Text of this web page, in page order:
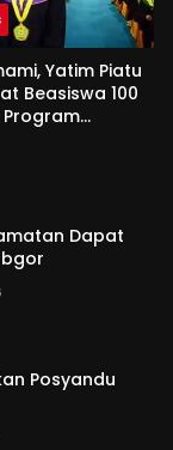
Yatim Piatu
Beasiswa 100
Program
Dapat
Posyandu